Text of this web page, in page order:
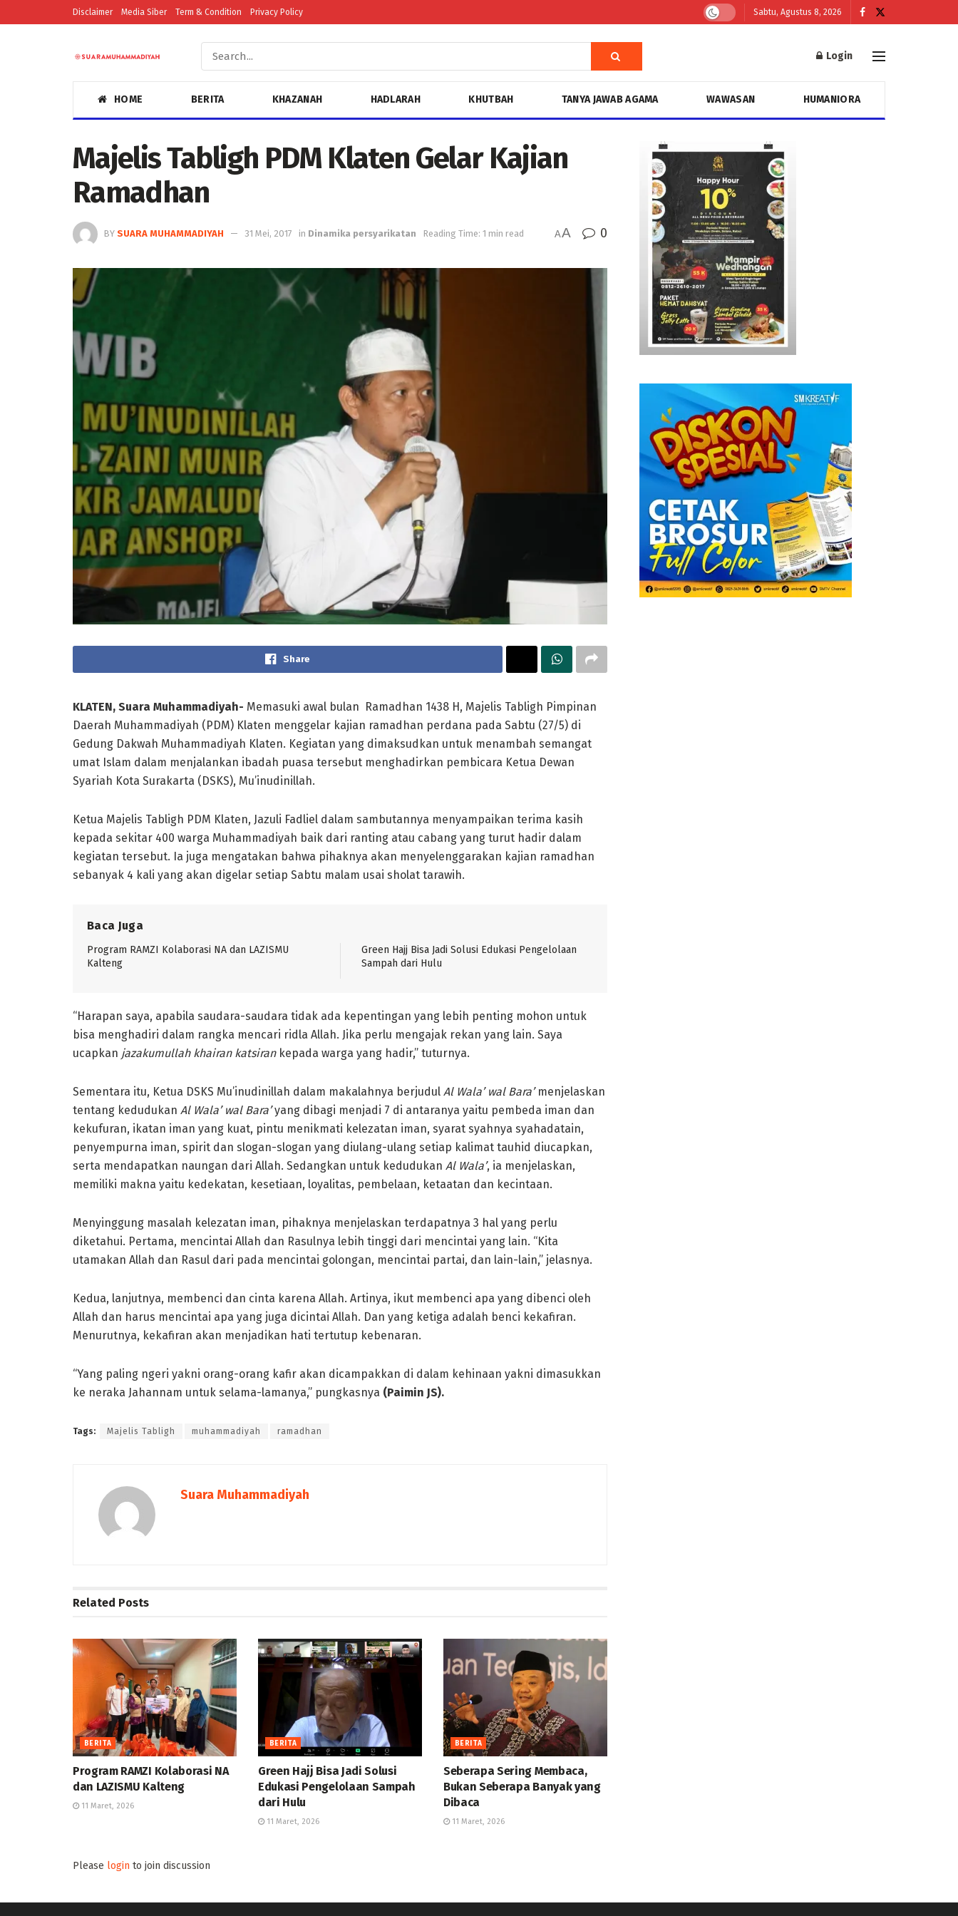
Disclaimer Media Siber Term & Condition Privacy Policy Sabtu, Agustus 8, 2026
Login
HOME BERITA KHAZANAH HADLARAH KHUTBAH TANYA JAWAB AGAMA WAWASAN HUMANIORA
Majelis Tabligh PDM Klaten Gelar Kajian
Ramadhan
BY SUARA MUHAMMADIYAH 31 Mei, 2017 in Dinamika persyarikatan Reading Time: 1 min read AA 0
Share
KLATEN, Suara Muhammadiyah- Memasuki awal bulan Ramadhan 1438 H, Majelis Tabligh Pimpinan
Daerah Muhammadiyah (PDM) Klaten menggelar kajian ramadhan perdana pada Sabtu (27/5) di
Gedung Dakwah Muhammadiyah Klaten. Kegiatan yang dimaksudkan untuk menambah semangat
umat Islam dalam menjalankan ibadah puasa tersebut menghadirkan pembicara Ketua Dewan
Syariah Kota Surakarta (DSKS), Mu’inudinillah.
Ketua Majelis Tabligh PDM Klaten, Jazuli Fadliel dalam sambutannya menyampaikan terima kasih
kepada sekitar 400 warga Muhammadiyah baik dari ranting atau cabang yang turut hadir dalam
kegiatan tersebut. Ia juga mengatakan bahwa pihaknya akan menyelenggarakan kajian ramadhan
sebanyak 4 kali yang akan digelar setiap Sabtu malam usai sholat tarawih.
Baca Juga
Program RAMZI Kolaborasi NA dan LAZISMU
Kalteng
Green Hajj Bisa Jadi Solusi Edukasi Pengelolaan
Sampah dari Hulu
“Harapan saya, apabila saudara-saudara tidak ada kepentingan yang lebih penting mohon untuk
bisa menghadiri dalam rangka mencari ridla Allah. Jika perlu mengajak rekan yang lain. Saya
ucapkan jazakumullah khairan katsiran kepada warga yang hadir,” tuturnya.
Sementara itu, Ketua DSKS Mu’inudinillah dalam makalahnya berjudul Al Wala’ wal Bara’menjelaskan
tentang kedudukan Al Wala’ wal Bara’yang dibagi menjadi 7 di antaranya yaitu pembeda iman dan
kekufuran, ikatan iman yang kuat, pintu menikmati kelezatan iman, syarat syahnya syahadatain,
penyempurna iman, spirit dan slogan-slogan yang diulang-ulang setiap kalimat tauhid diucapkan,
serta mendapatkan naungan dari Allah. Sedangkan untuk kedudukan Al Wala’, ia menjelaskan,
memiliki makna yaitu kedekatan, kesetiaan, loyalitas, pembelaan, ketaatan dan kecintaan.
Menyinggung masalah kelezatan iman, pihaknya menjelaskan terdapatnya 3 hal yang perlu
diketahui. Pertama, mencintai Allah dan Rasulnya lebih tinggi dari mencintai yang lain. “Kita
utamakan Allah dan Rasul dari pada mencintai golongan, mencintai partai, dan lain-lain,” jelasnya.
Kedua, lanjutnya, membenci dan cinta karena Allah. Artinya, ikut membenci apa yang dibenci oleh
Allah dan harus mencintai apa yang juga dicintai Allah. Dan yang ketiga adalah benci kekafiran.
Menurutnya, kekafiran akan menjadikan hati tertutup kebenaran.
“Yang paling ngeri yakni orang-orang kafir akan dicampakkan di dalam kehinaan yakni dimasukkan
ke neraka Jahannam untuk selama-lamanya,” pungkasnya (Paimin JS).
Tags: Majelis Tabligh muhammadiyah ramadhan
Suara Muhammadiyah
Related Posts
BERITA
Program RAMZI Kolaborasi NA
dan LAZISMU Kalteng
11 Maret, 2026
BERITA
Green Hajj Bisa Jadi Solusi
Edukasi Pengelolaan Sampah
dari Hulu
11 Maret, 2026
BERITA
Seberapa Sering Membaca,
Bukan Seberapa Banyak yang
Dibaca
11 Maret, 2026
Please login to join discussion